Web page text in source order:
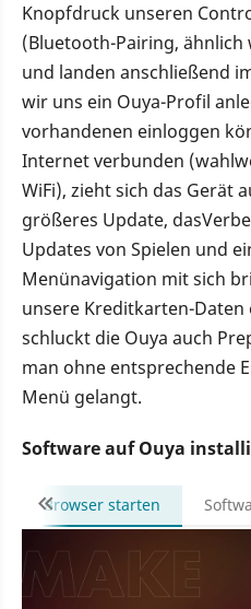
Knopfdruck unseren
(Bluetooth-Pairing, ähnlich
und landen anschließend
wir uns ein Ouya-Profil
vorhandenen einloggen
Internet verbunden
WiFi), zieht sich das Gerät
größeres Update,
Updates von Spielen und
Menünavigation mit sich
unsere Kreditkarten-
schluckt die Ouya auch
man ohne entsprechende
Menü gelangt.
Software auf Ouya
Browser starten